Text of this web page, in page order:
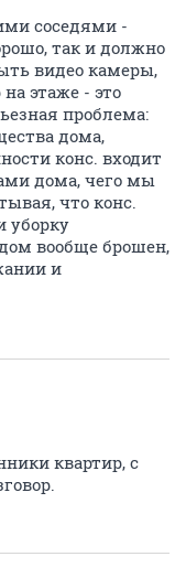
соседями -
так и должно
видео камеры,
этаже - это
проблема:
дома,
конс. входит
дома, чего мы
что конс.
уборку
вообще брошен,
и
квартир, с